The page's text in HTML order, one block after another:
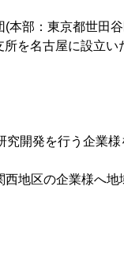
本部：東京都世田
を名古屋に設立い
究開発を行う企業様
地区の企業様へ地